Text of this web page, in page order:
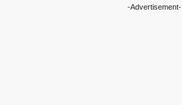
-Advertisement-